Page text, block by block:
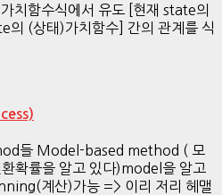
치함수식에서 유도 [현재 state의
의 (상태)가치함수] 간의 관계를 식
들 Model-based method ( 모
확률을 알고 있다)model을 알고
계산)가능 => 이리 저리 헤맬